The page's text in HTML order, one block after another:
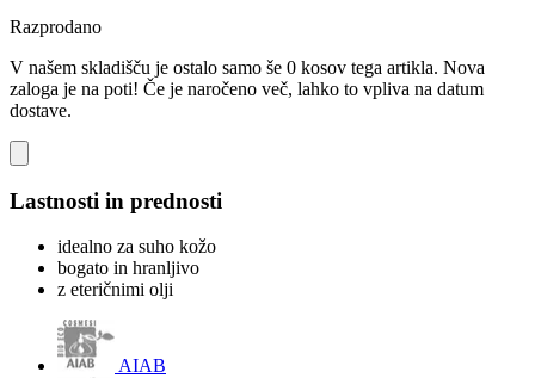
Razprodano
V našem skladišču je ostalo samo še 0 kosov tega artikla. Nova
zaloga je na poti! Če je naročeno več, lahko to vpliva na datum
dostave.
Lastnosti in prednosti
idealno za suho kožo
bogato in hranljivo
z eteričnimi olji
AIAB